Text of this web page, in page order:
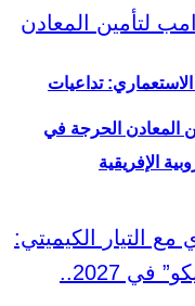
الاستعماري: تداعيات
الإفريقية
المعادن الحرجة في